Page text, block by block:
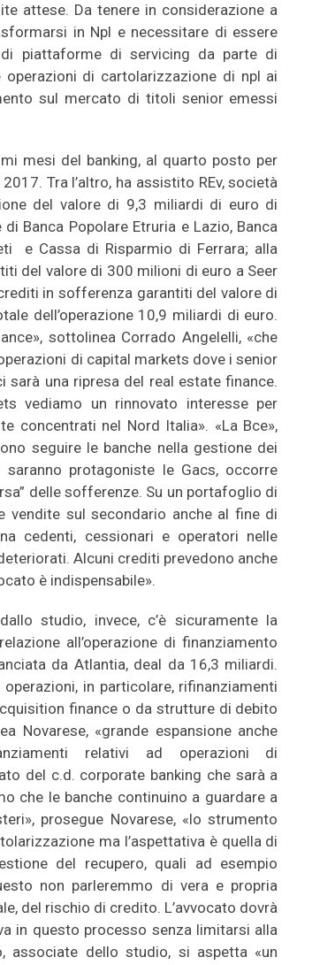
attese. Da tenere in considerazione a
in Npl e necessitare di essere
piattaforme di servicing da parte di
di cartolarizzazione di npl ai
sul mercato di titoli senior emessi
mesi del banking, al quarto posto per
Tra l’altro, ha assistito REv, società
del valore di 9,3 miliardi di euro di
Banca Popolare Etruria e Lazio, Banca
e Cassa di Risparmio di Ferrara; alla
del valore di 300 milioni di euro a Seer
in sofferenza garantiti del valore di
dell’operazione 10,9 miliardi di euro.
sottolinea Corrado Angelelli, «che
di capital markets dove i senior
una ripresa del real estate finance.
vediamo un rinnovato interesse per
concentrati nel Nord Italia». «La Bce»,
seguire le banche nella gestione dei
protagoniste le Gacs, occorre
delle sofferenze. Su un portafoglio di
vendite sul secondario anche al fine di
cedenti, cessionari e operatori nelle
Alcuni crediti prevedono anche
è indispensabile».
studio, invece, c’è sicuramente la
all’operazione di finanziamento
da Atlantia, deal da 16,3 miliardi.
in particolare, rifinanziamenti
finance o da strutture di debito
Novarese, «grande espansione anche
relativi ad operazioni di
del c.d. corporate banking che sarà a
che le banche continuino a guardare a
prosegue Novarese, «lo strumento
ma l’aspettativa è quella di
del recupero, quali ad esempio
non parleremmo di vera e propria
del rischio di credito. L’avvocato dovrà
in questo processo senza limitarsi alla
associate dello studio, si aspetta «un